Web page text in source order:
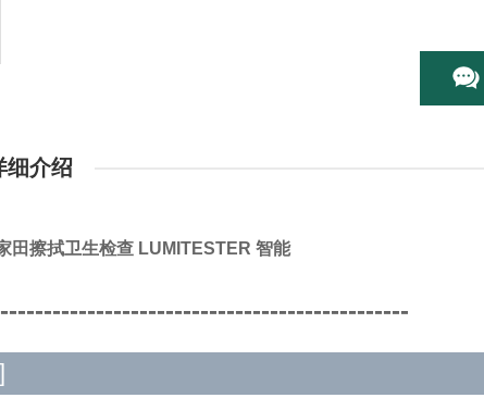
细介绍
田擦拭卫生检查 LUMITESTER 智能